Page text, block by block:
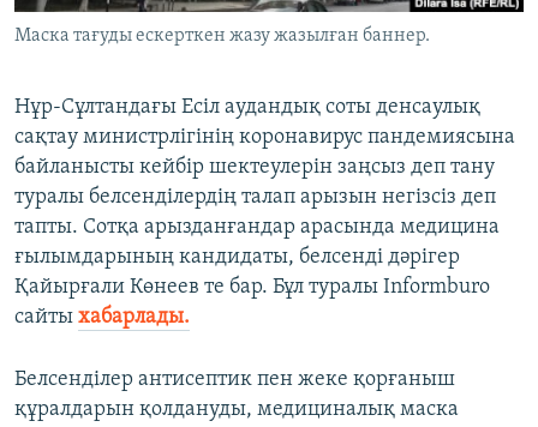
Маска тағуды ескерткен жазу жазылған баннер.
Нұр-Сұлтандағы Есіл аудандық соты денсаулық
сақтау министрлігінің коронавирус пандемиясына
байланысты кейбір шектеулерін заңсыз деп тану
туралы белсенділердің талап арызын негізсіз деп
тапты. Сотқа арызданғандар арасында медицина
ғылымдарының кандидаты, белсенді дәрігер
Қайырғали Көнеев те бар. Бұл туралы Informburo
сайты хабарлады.
Белсенділер антисептик пен жеке қорғаныш
құралдарын қолдануды, медициналық маска